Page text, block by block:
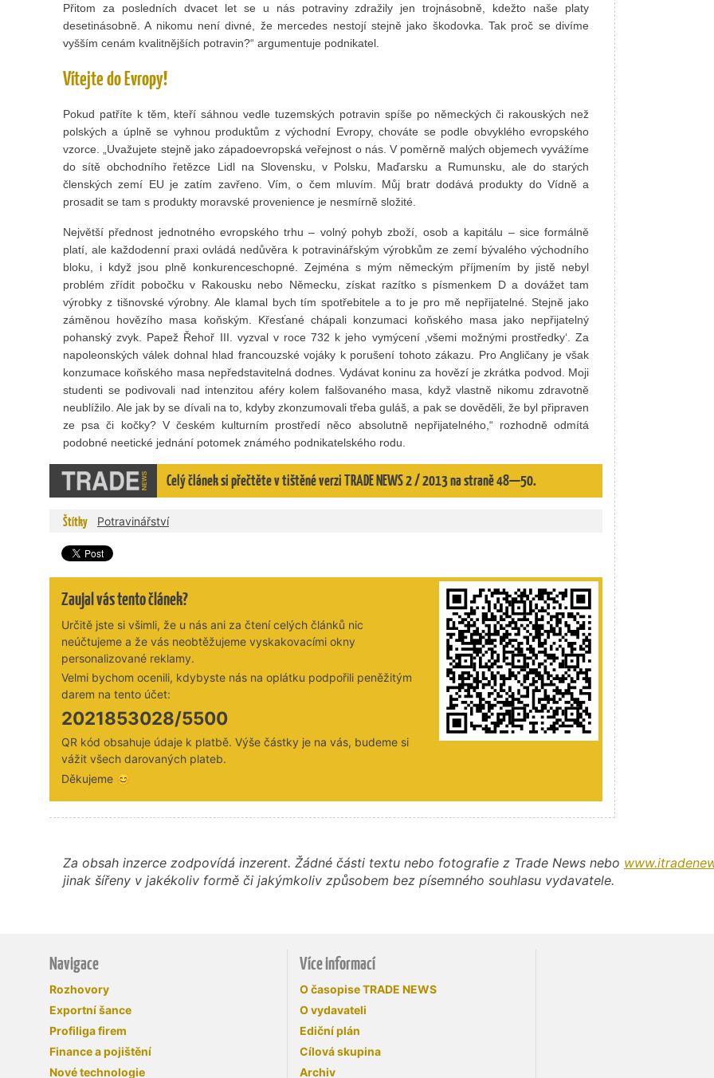
Přitom za posledních dvacet let se u nás potraviny zdražily jen trojnásobně, kdežto naše platy
desetinásobně. A nikomu není divné, že mercedes nestojí stejně jako škodovka. Tak proč se divíme
vyšším cenám kvalitnějších potravin?“ argumentuje podnikatel.
Vítejte do Evropy!
Pokud patříte k těm, kteří sáhnou vedle tuzemských potravin spíše po německých či rakouských než
polských a úplně se vyhnou produktům z východní Evropy, chováte se podle obvyklého evropského
vzorce. „Uvažujete stejně jako západoevropská veřejnost o nás. V poměrně malých objemech vyvážíme
do sítě obchodního řetězce Lidl na Slovensku, v Polsku, Maďarsku a Rumunsku, ale do starých
členských zemí EU je zatím zavřeno. Vím, o čem mluvím. Můj bratr dodává produkty do Vídně a
prosadit se tam s produkty moravské provenience je nesmírně složité.
Největší přednost jednotného evropského trhu – volný pohyb zboží, osob a kapitálu – sice formálně
platí, ale každodenní praxi ovládá nedůvěra k potravinářským výrobkům ze zemí bývalého východního
bloku, i když jsou plně konkurenceschopné. Zejména s mým německým příjmením by jistě nebyl
problém zřídit pobočku v Rakousku nebo Německu, získat razítko s písmenkem D a dovážet tam
výrobky z tišnovské výrobny. Ale klamal bych tím spotřebitele a to je pro mě nepřijatelné. Stejně jako
záměnou hovězího masa koňským. Křesťané chápali konzumaci koňského masa jako nepřijatelný
pohanský zvyk. Papež Řehoř III. vyzval v roce 732 k jeho vymýcení ‚všemi možnými prostředky‘. Za
napoleonských válek dohnal hlad francouzské vojáky k porušení tohoto zákazu. Pro Angličany je však
konzumace koňského masa nepředstavitelná dodnes. Vydávat koninu za hovězí je zkrátka podvod. Moji
studenti se podivovali nad intenzitou aféry kolem falšovaného masa, když vlastně nikomu zdravotně
neublížilo. Ale jak by se dívali na to, kdyby zkonzumovali třeba guláš, a pak se dověděli, že byl připraven
ze psa či kočky? V českém kulturním prostředí něco absolutně nepřijatelného,“ rozhodně odmítá
podobné neetické jednání potomek známého podnikatelského rodu.
Celý článek si přečtěte v tištěné verzi TRADE NEWS 2 / 2013 na straně 48—50.
Štítky Potravinářství
Zaujal vás tento článek?
Určitě jste si všimli, že u nás ani za čtení celých článků nic
neúčtujeme a že vás neobtěžujeme vyskakovacími okny
personalizované reklamy.
Velmi bychom ocenili, kdybyste nás na oplátku podpořili peněžitým
darem na tento účet:
2021853028/5500
QR kód obsahuje údaje k platbě. Výše částky je na vás, budeme si
vážit všech darovaných plateb.
Děkujeme 😊
Za obsah inzerce zodpovídá inzerent. Žádné části textu nebo fotografie z Trade News nebo
jinak šířeny v jakékoliv formě či jakýmkoliv způsobem bez písemného souhlasu vydavatele.
Navigace
Rozhovory
Exportní šance
Profiliga firem
Finance a pojištění
Nové technologie
Více informací
O časopise TRADE NEWS
O vydavateli
Ediční plán
Cílová skupina
Archiv